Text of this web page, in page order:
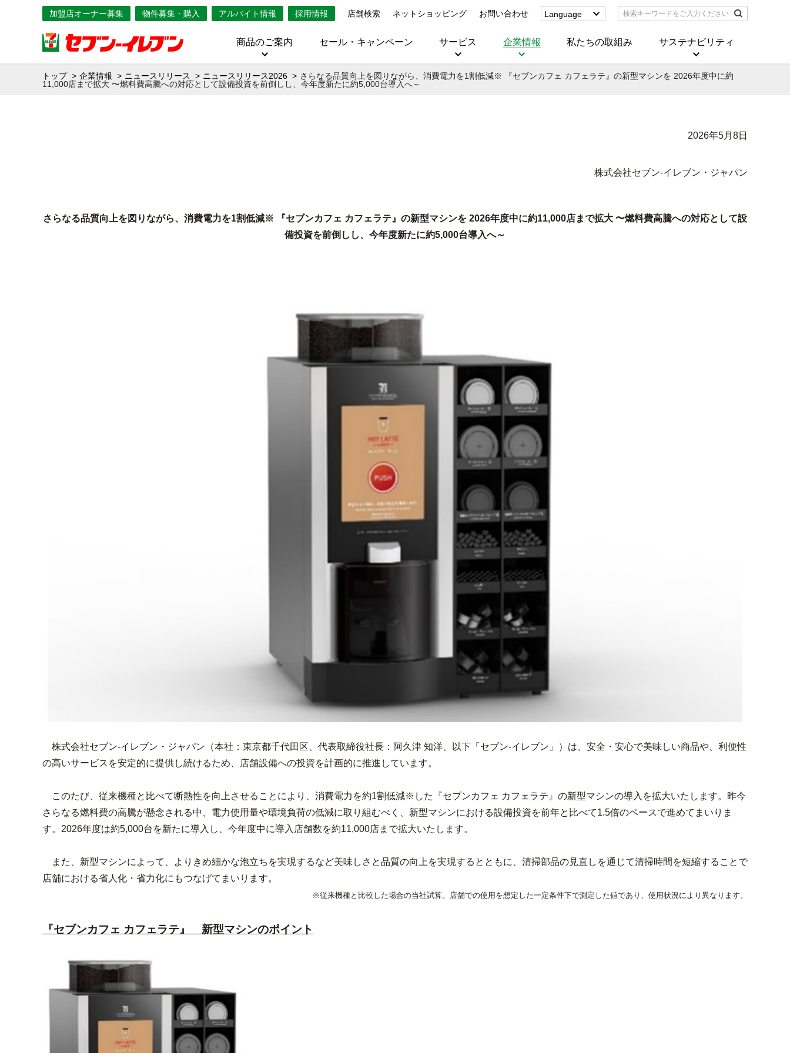
加盟店オーナー募集 物件募集・購入 アルバイト情報 採用情報 店舗検索 ネットショッピング お問い合わせ
Language
(Corporate)
中文[繁體字]
商品のご案内 セール・キャンペーン サービス 企業情報 私たちの取組み サステナビリティ
トップ 企業情報 ニュースリリース ニュースリリース2026
さらなる品質向上を図りながら、消費電力を1割低減※ 『セブンカフェ カフェラテ』の新型マシンを 2026年度中に約
11,000店まで拡大 〜燃料費高騰への対応として設備投資を前倒しし、今年度新たに約5,000台導入へ～
2026年5月8日
株式会社セブン‐イレブン・ジャパン
さらなる品質向上を図りながら、消費電力を1割低減※ 『セブンカフェ カフェラテ』の新型マシンを 2026年度中に約11,000店まで拡大 〜燃料費高騰への対応として設
備投資を前倒しし、今年度新たに約5,000台導入へ～
株式会社セブン‐イレブン・ジャパン（本社：東京都千代田区、代表取締役社長：阿久津 知洋、以下「セブン‐イレブン」）は、安全・安心で美味しい商品や、利便性
の高いサービスを安定的に提供し続けるため、店舗設備への投資を計画的に推進しています。
このたび、従来機種と比べて断熱性を向上させることにより、消費電力を約1割低減※した『セブンカフェ カフェラテ』の新型マシンの導入を拡大いたします。昨今
さらなる燃料費の高騰が懸念される中、電力使用量や環境負荷の低減に取り組むべく、新型マシンにおける設備投資を前年と比べて1.5倍のペースで進めてまいりま
す。2026年度は約5,000台を新たに導入し、今年度中に導入店舗数を約11,000店まで拡大いたします。
また、新型マシンによって、よりきめ細かな泡立ちを実現するなど美味しさと品質の向上を実現するとともに、清掃部品の見直しを通じて清掃時間を短縮することで
店舗における省人化・省力化にもつなげてまいります。
※従来機種と比較した場合の当社試算。店舗での使用を想定した一定条件下で測定した値であり、使用状況により異なります。
『セブンカフェ カフェラテ』 新型マシンのポイント